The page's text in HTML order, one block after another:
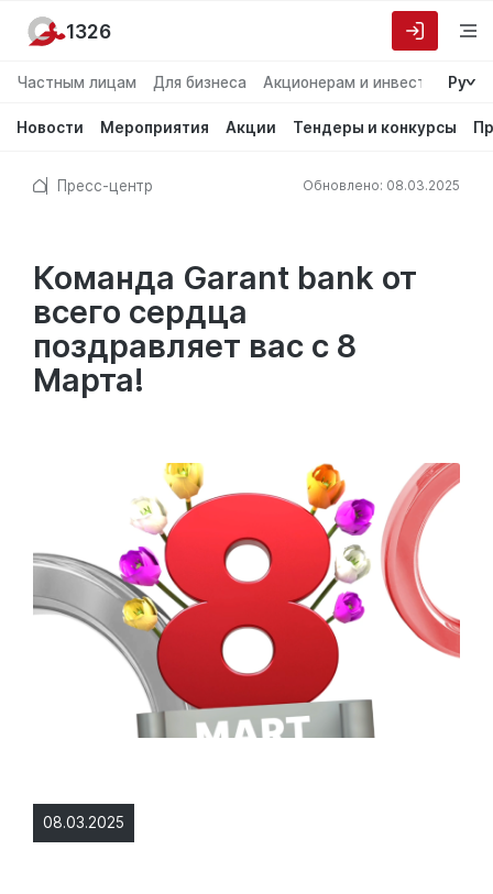
Частным лицам Для бизнеса Акционерам и инвесторам
Ру
Новости Мероприятия Акции Тендеры и конкурсы
1326
Пресс-центр Обновлено: 08.03.2025
Команда Garant bank от
всего сердца
поздравляет вас с 8
Марта!
08.03.2025